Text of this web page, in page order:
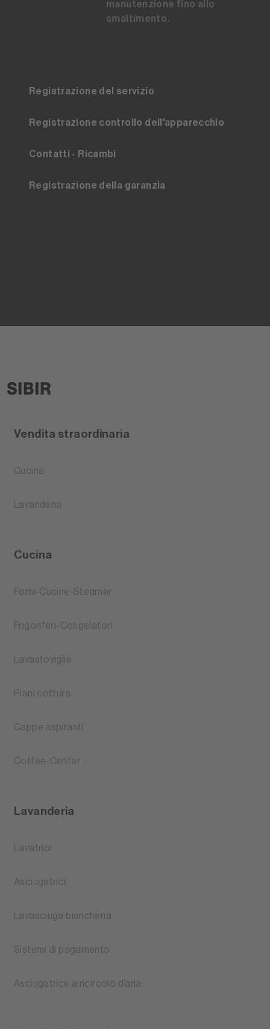
manutenzione fino allo
smaltimento.
Registrazione del servizio
Registrazione controllo dell'apparecchio
Contatti - Ricambi
Registrazione della garanzia
Vendita straordinaria
Cucina
Lavanderia
Cucina
Forni-Cucine-Steamer
Frigoriferi-Congelatori
Lavastoviglie
Piani cottura
Cappe aspiranti
Coffee-Center
Lavanderia
Lavatrici
Asciugatrici
Lavasciuga biancheria
Sistemi di pagamento
Asciugatrice a ricircolo d’aria